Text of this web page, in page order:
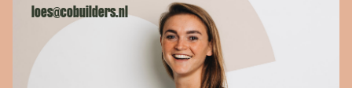
loes@cobuilders.nl